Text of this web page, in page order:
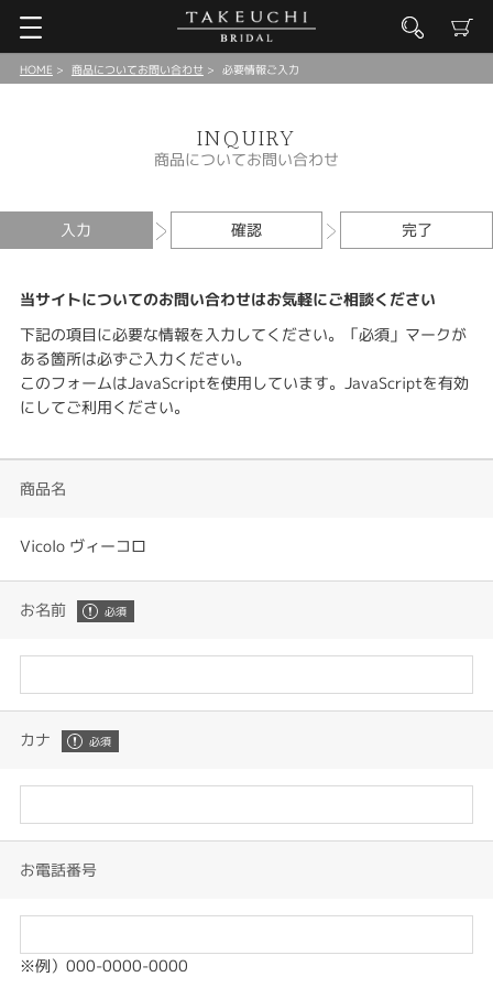
HOME 商品についてお問い合わせ 必要情報ご入力
INQUIRY
商品についてお問い合わせ
入力 確認 完了
当サイトについてのお問い合わせはお気軽にご相談ください
下記の項目に必要な情報を入力してください。「必須」マークが
ある箇所は必ずご入力ください。
このフォームはJavaScriptを使用しています。JavaScriptを有効
にしてご利用ください。
商品名
Vicolo ヴィーコロ
お名前
カナ
お電話番号
※例）000-0000-0000